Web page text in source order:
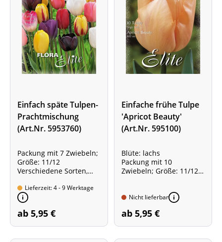
Einfach späte Tulpen-
Prachtmischung
(Art.Nr. 5953760)
Packung mit 7 Zwiebeln;
Größe: 11/12
Verschiedene Sorten,
Lieferzeit: 4 - 9 Werktage
ab 5,95 €
Einfache frühe Tulpe
'Apricot Beauty'
(Art.Nr. 595100)
Blüte: lachs
Packung mit 10
Zwiebeln; Größe: 11/12
Nicht lieferbar
ab 5,95 €